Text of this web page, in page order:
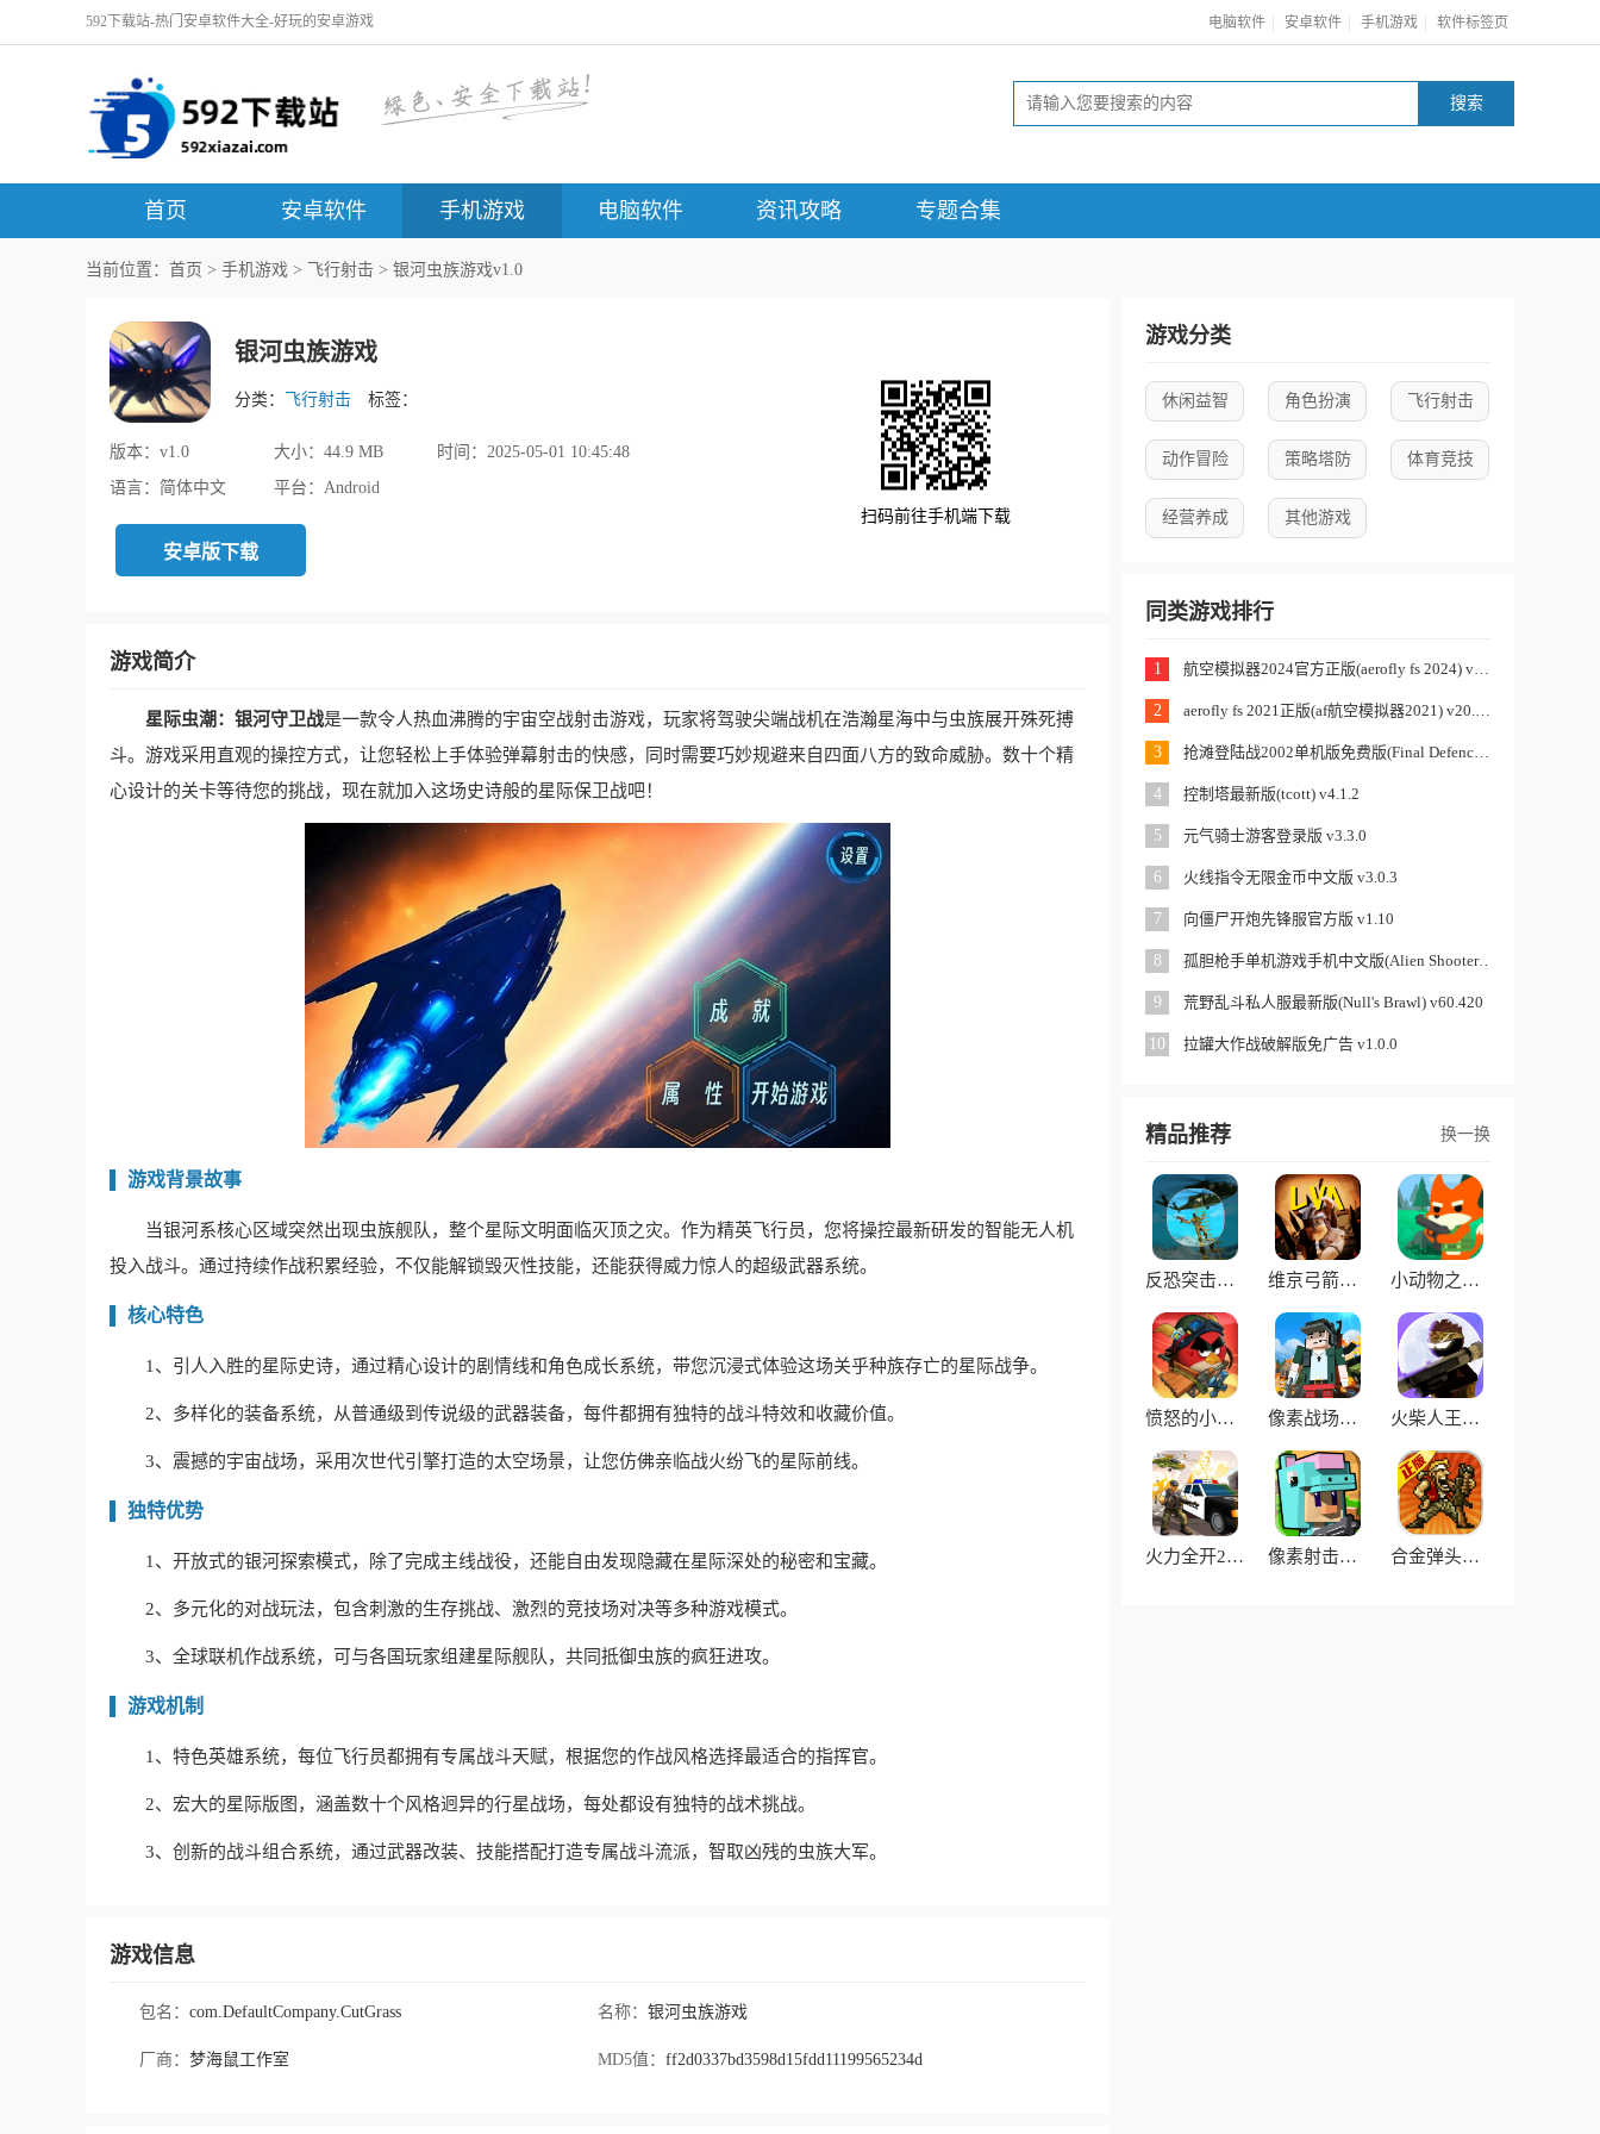
592下载站-热门安卓软件大全-好玩的安卓游戏 电脑软件 | 安卓软件 | 手机游戏 | 软件标签页
首页 安卓软件 手机游戏 电脑软件 资讯攻略 专题合集
当前位置： 首页 > 手机游戏 > 飞行射击 > 银河虫族游戏v1.0
银河虫族游戏
分类： 飞行射击 标签：
版本： v1.0 大小： 44.9 MB 时间： 2025-05-01 10:45:48
语言： 简体中文 平台： Android
扫码前往手机端下载
安卓版下载
游戏简介
星际虫潮：银河守卫战是一款令人热血沸腾的宇宙空战射击游戏，玩家将驾驶尖端战机在浩瀚星海中与虫族展开殊死搏
斗。游戏采用直观的操控方式，让您轻松上手体验弹幕射击的快感，同时需要巧妙规避来自四面八方的致命威胁。数十个精
心设计的关卡等待您的挑战，现在就加入这场史诗般的星际保卫战吧！
游戏背景故事
当银河系核心区域突然出现虫族舰队，整个星际文明面临灭顶之灾。作为精英飞行员，您将操控最新研发的智能无人机
投入战斗。通过持续作战积累经验，不仅能解锁毁灭性技能，还能获得威力惊人的超级武器系统。
核心特色
1、引人入胜的星际史诗，通过精心设计的剧情线和角色成长系统，带您沉浸式体验这场关乎种族存亡的星际战争。
2、多样化的装备系统，从普通级到传说级的武器装备，每件都拥有独特的战斗特效和收藏价值。
3、震撼的宇宙战场，采用次世代引擎打造的太空场景，让您仿佛亲临战火纷飞的星际前线。
独特优势
1、开放式的银河探索模式，除了完成主线战役，还能自由发现隐藏在星际深处的秘密和宝藏。
2、多元化的对战玩法，包含刺激的生存挑战、激烈的竞技场对决等多种游戏模式。
3、全球联机作战系统，可与各国玩家组建星际舰队，共同抵御虫族的疯狂进攻。
游戏机制
1、特色英雄系统，每位飞行员都拥有专属战斗天赋，根据您的作战风格选择最适合的指挥官。
2、宏大的星际版图，涵盖数十个风格迥异的行星战场，每处都设有独特的战术挑战。
3、创新的战斗组合系统，通过武器改装、技能搭配打造专属战斗流派，智取凶残的虫族大军。
游戏信息
包名： com.DefaultCompany.CutGrass 名称： 银河虫族游戏
厂商： 梦海鼠工作室 MD5值： ff2d0337bd3598d15fdd11199565234d
游戏分类
休闲益智 角色扮演 飞行射击
动作冒险 策略塔防 体育竞技
经营养成 其他游戏
同类游戏排行
1 航空模拟器2024官方正版(aerofly fs 2024) v20.22.09.11
2 aerofly fs 2021正版(af航空模拟器2021) v20.21.19
3 抢滩登陆战2002单机版免费版(Final Defence) v1.1.1
4 控制塔最新版(tcott) v4.1.2
5 元气骑士游客登录版 v3.3.0
6 火线指令无限金币中文版 v3.0.3
7 向僵尸开炮先锋服官方版 v1.10
8 孤胆枪手单机游戏手机中文版(Alien Shooter) v1.2.5
9 荒野乱斗私人服最新版(Null's Brawl) v60.420
10 拉罐大作战破解版免广告 v1.0.0
精品推荐 换一换
反恐突击精英团队手游 维京弓箭手游戏 小动物之星官方正版
愤怒的小鸟王牌战机手游 像素战场冲突战争手机版 火柴人王者狙击官方版
火力全开2正版 像素射击僵尸战场 合金弹头反击